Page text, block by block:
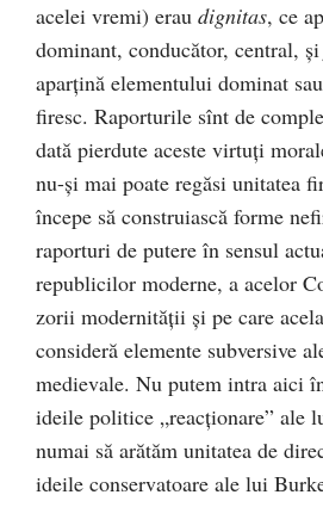
acelei vremi) erau dignitas, ce
dominant, conducător, central, şi
aparţină elementului dominat
firesc. Raporturile sînt de
dată pierdute aceste virtuţi
nu-şi mai poate regăsi unitatea
începe să construiască forme
raporturi de putere în sensul
republicilor moderne, a acelor
zorii modernităţii şi pe care
consideră elemente subversive
medievale. Nu putem intra aici
ideile politice „reacţionare” ale
numai să arătăm unitatea de
ideile conservatoare ale lui